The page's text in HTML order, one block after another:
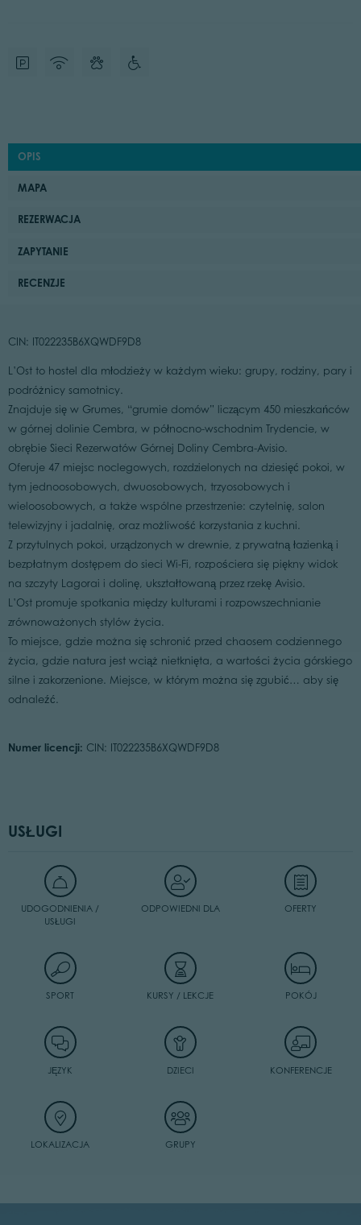
OPIS
MAPA
REZERWACJA
ZAPYTANIE
RECENZJE
CIN: IT022235B6XQWDF9D8
L’Ost to hostel dla młodzieży w każdym wieku: grupy, rodziny, pary i
podróżnicy samotnicy.
Znajduje się w Grumes, “grumie domów” liczącym 450 mieszkańców
w górnej dolinie Cembra, w północno-wschodnim Trydencie, w
obrębie Sieci Rezerwatów Górnej Doliny Cembra-Avisio.
Oferuje 47 miejsc noclegowych, rozdzielonych na dziesięć pokoi, w
tym jednoosobowych, dwuosobowych, trzyosobowych i
wieloosobowych, a także wspólne przestrzenie: czytelnię, salon
telewizyjny i jadalnię, oraz możliwość korzystania z kuchni.
Z przytulnych pokoi, urządzonych w drewnie, z prywatną łazienką i
bezpłatnym dostępem do sieci Wi-Fi, rozpościera się piękny widok
na szczyty Lagorai i dolinę, ukształtowaną przez rzekę Avisio.
L’Ost promuje spotkania między kulturami i rozpowszechnianie
zrównoważonych stylów życia.
To miejsce, gdzie można się schronić przed chaosem codziennego
życia, gdzie natura jest wciąż nietknięta, a wartości życia górskiego
silne i zakorzenione. Miejsce, w którym można się zgubić… aby się
odnaleźć.
Numer licencji: CIN: IT022235B6XQWDF9D8
USŁUGI
UDOGODNIENIA /
USŁUGI
ODPOWIEDNI DLA OFERTY
SPORT KURSY / LEKCJE POKÓJ
JĘZYK DZIECI KONFERENCJE
LOKALIZACJA GRUPY